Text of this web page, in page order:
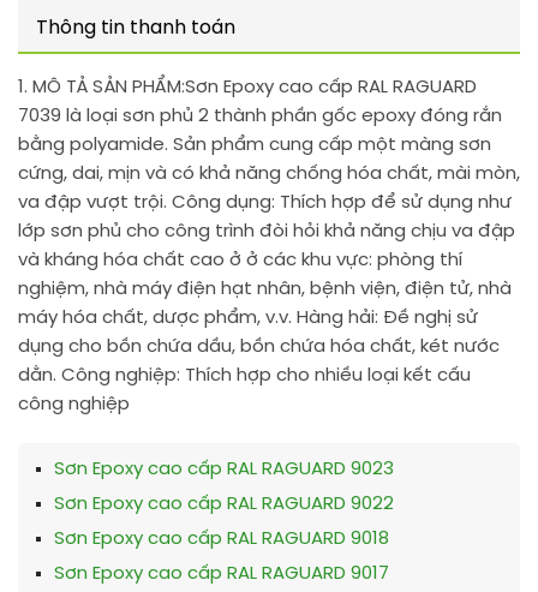
Thông tin thanh toán
1. MÔ TẢ SẢN PHẨM:Sơn Epoxy cao cấp RAL RAGUARD
7039 là loại sơn phủ 2 thành phần gốc epoxy đóng rắn
bằng polyamide. Sản phẩm cung cấp một màng sơn
cứng, dai, mịn và có khả năng chống hóa chất, mài mòn,
va đập vượt trội. Công dụng: Thích hợp để sử dụng như
lớp sơn phủ cho công trình đòi hỏi khả năng chịu va đập
và kháng hóa chất cao ở ở các khu vực: phòng thí
nghiệm, nhà máy điện hạt nhân, bệnh viện, điện tử, nhà
máy hóa chất, dược phẩm, v.v. Hàng hải: Đề nghị sử
dụng cho bồn chứa dầu, bồn chứa hóa chất, két nước
dằn. Công nghiệp: Thích hợp cho nhiều loại kết cấu
công nghiệp
Sơn Epoxy cao cấp RAL RAGUARD 9023
Sơn Epoxy cao cấp RAL RAGUARD 9022
Sơn Epoxy cao cấp RAL RAGUARD 9018
Sơn Epoxy cao cấp RAL RAGUARD 9017